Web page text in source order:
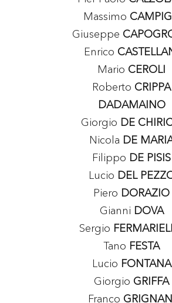
Massimo
Giuseppe
Enrico
Mario CEROLI
Roberto CRIPPA
DADAMAINO
Giorgio DE
Nicola DE
Filippo DE PISIS
Lucio DEL
Piero DORAZIO
Gianni DOVA
Sergio
Tano FESTA
Lucio FONTANA
Giorgio GRIFFA
Franco